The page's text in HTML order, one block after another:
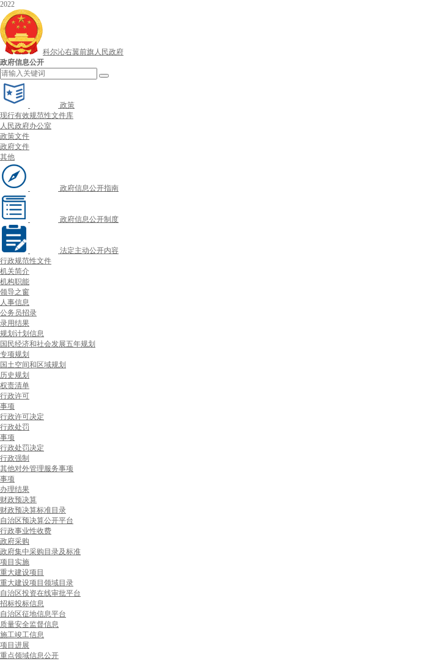
2022
科尔沁右翼前旗人民政府
政府信息公开
政策
现行有效规范性文件库
人民政府办公室
政策文件
政府文件
其他
政府信息公开指南
政府信息公开制度
法定主动公开内容
行政规范性文件
机关简介
机构职能
领导之窗
人事信息
公务员招录
录用结果
规划计划信息
国民经济和社会发展五年规划
专项规划
国土空间和区域规划
历史规划
权责清单
行政许可
事项
行政许可决定
行政处罚
事项
行政处罚决定
行政强制
其他对外管理服务事项
事项
办理结果
财政预决算
财政预决算标准目录
自治区预决算公开平台
行政事业性收费
政府采购
政府集中采购目录及标准
项目实施
重大建设项目
重大建设项目领域目录
自治区投资在线审批平台
招标投标信息
自治区征地信息平台
质量安全监督信息
施工竣工信息
项目进展
重点领域信息公开